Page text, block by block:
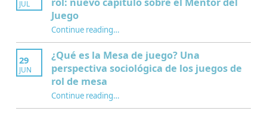
JUL
Juego
Continue reading“Interculturalidad, educación y juegos de rol: nuevo capítulo sobre el Mentor del Juego”
…
29
JUN
¿Qué es la Mesa de juego? Una
perspectiva sociológica de los juegos de
rol de mesa
Continue reading“¿Qué es la Mesa de juego? Una perspectiva sociológica de los juegos de rol de mesa”
…